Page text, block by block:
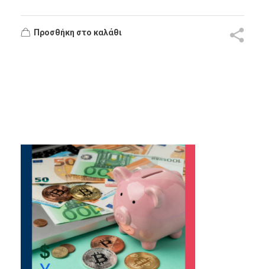
Προσθήκη στο καλάθι